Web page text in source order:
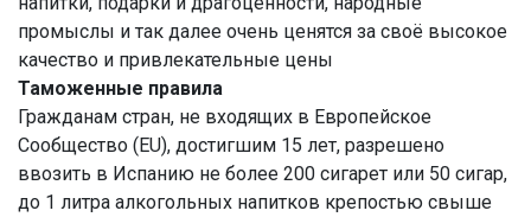
промыслы и так далее очень ценятся за своё высокое
качество и привлекательные цены
Таможенные правила
Гражданам стран, не входящих в Европейское
Сообщество (EU), достигшим 15 лет, разрешено
ввозить в Испанию не более 200 сигарет или 50 сигар,
до 1 литра алкогольных напитков крепостью свыше